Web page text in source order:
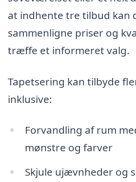
at indhente tre tilbud kan
sammenligne priser og
træffe et informeret valg.
Tapetsering kan tilbyde
inklusive:
Forvandling af rum
mønstre og farver
Skjule ujævnheder og